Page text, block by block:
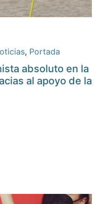
, Portada
absoluto en la
al apoyo de la